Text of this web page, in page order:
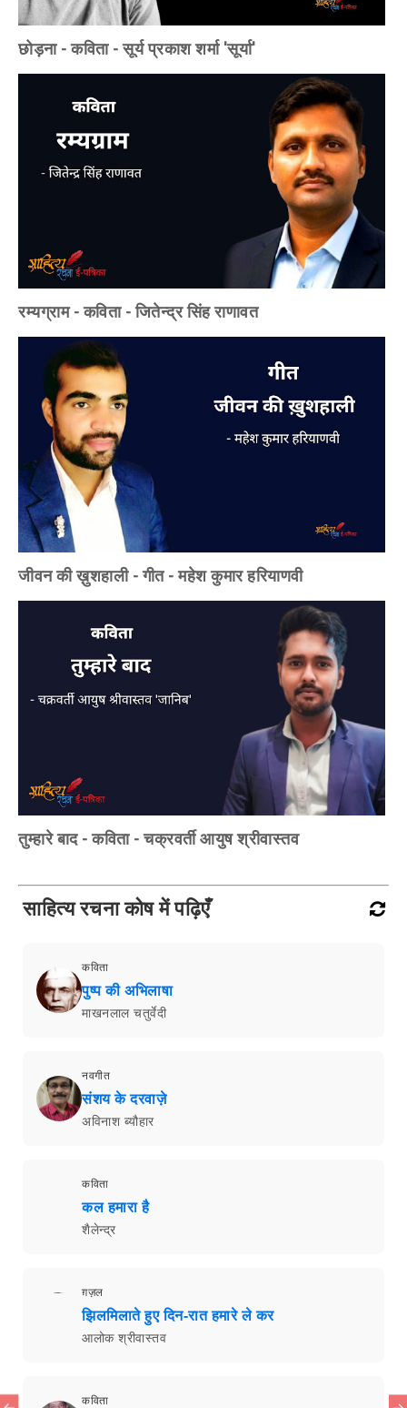
छोड़ना - कविता - सूर्य प्रकाश शर्मा 'सूर्या'
रम्यग्राम - कविता - जितेन्द्र सिंह राणावत
जीवन की ख़ुशहाली - गीत - महेश कुमार हरियाणवी
तुम्हारे बाद - कविता - चक्रवर्ती आयुष श्रीवास्तव
साहित्य रचना कोष में पढ़िएँ
कविता
पुष्प की अभिलाषा
माखनलाल चतुर्वेदी
नवगीत
संशय के दरवाज़े
अविनाश ब्यौहार
कविता
कल हमारा है
शैलेन्द्र
ग़ज़ल
झिलमिलाते हुए दिन-रात हमारे ले कर
आलोक श्रीवास्तव
कविता